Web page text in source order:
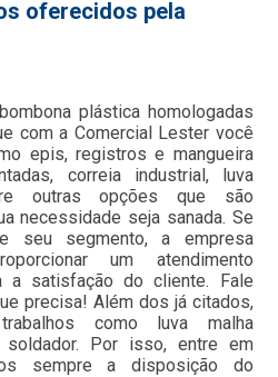
oferecidos pela
plástica homologadas
com a Comercial Lester você
epis, registros e mangueira
correia industrial, luva
outras opções que são
necessidade seja sanada. Se
seu segmento, a empresa
um atendimento
a satisfação do cliente. Fale
precisa! Além dos já citados,
como luva malha
Por isso, entre em
sempre a disposição do